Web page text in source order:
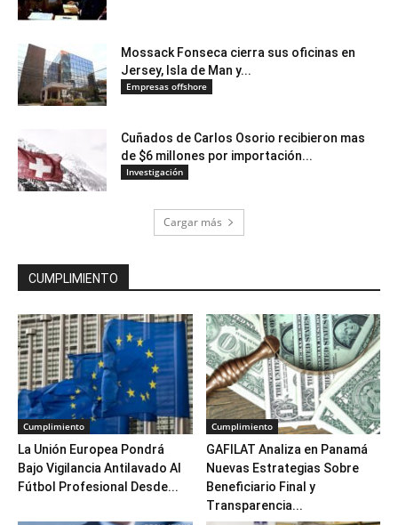
Mossack Fonseca cierra sus oficinas en
Jersey, Isla de Man y...
Empresas offshore
Cuñados de Carlos Osorio recibieron mas
de $6 millones por importación...
Investigación
Cargar más
CUMPLIMIENTO
Cumplimiento
La Unión Europea Pondrá
Bajo Vigilancia Antilavado Al
Fútbol Profesional Desde...
Cumplimiento
GAFILAT Analiza en Panamá
Nuevas Estrategias Sobre
Beneficiario Final y
Transparencia...